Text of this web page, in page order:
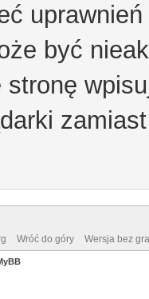
być
stronę
Wróć do góry Wersja bez